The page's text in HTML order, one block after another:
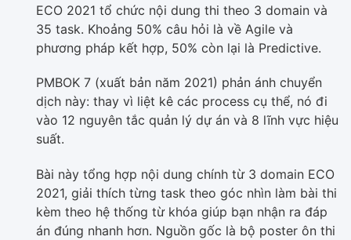
ECO 2021 tổ chức nội dung thi theo 3 domain và
35 task. Khoảng 50% câu hỏi là về Agile và
phương pháp kết hợp, 50% còn lại là Predictive.
PMBOK 7 (xuất bản năm 2021) phản ánh chuyển
dịch này: thay vì liệt kê các process cụ thể, nó đi
vào 12 nguyên tắc quản lý dự án và 8 lĩnh vực hiệu
suất.
Bài này tổng hợp nội dung chính từ 3 domain ECO
2021, giải thích từng task theo góc nhìn làm bài thi
kèm theo hệ thống từ khóa giúp bạn nhận ra đáp
án đúng nhanh hơn. Nguồn gốc là bộ poster ôn thi